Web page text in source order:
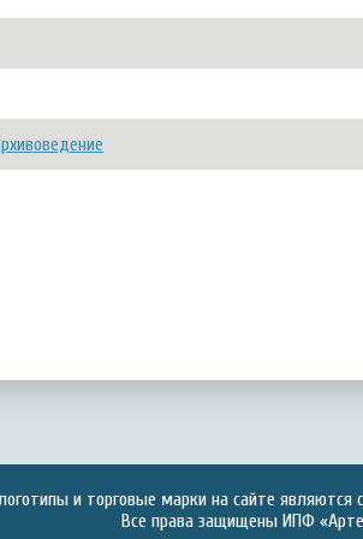
и торговые марки на сайте являются
Все права защищены ИПФ